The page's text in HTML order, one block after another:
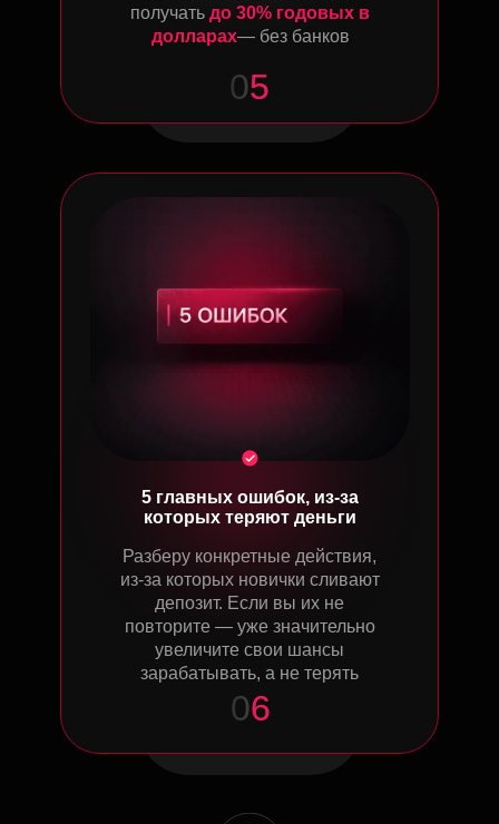
получать до 30% годовых в
долларах— без банков
05
06
5 главных ошибок, из-за
которых теряют деньги
Разберу конкретные действия,
из-за которых новички сливают
депозит. Если вы их не
повторите — уже значительно
увеличите свои шансы
зарабатывать, а не терять